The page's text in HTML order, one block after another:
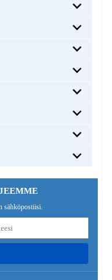
sähköpostiisi.